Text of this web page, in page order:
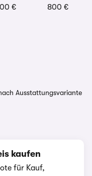
€ 800 €
Ausstattungsvariante
kaufen
für Kauf,